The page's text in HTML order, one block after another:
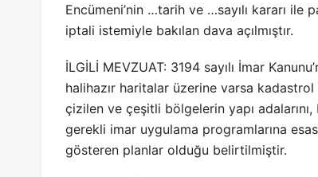
Encümeni’nin …tarih ve …sayılı kararı ile
iptali istemiyle bakılan dava açılmıştır.
İLGİLİ MEVZUAT: 3194 sayılı İmar
halihazır haritalar üzerine varsa
çizilen ve çeşitli bölgelerin yapı
gerekli imar uygulama programlarına
gösteren planlar olduğu belirtilmiştir.